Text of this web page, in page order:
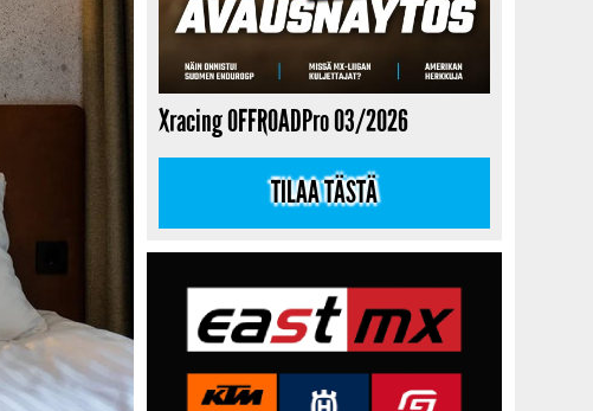
Xracing OFFROADPro 03/2026
TILAA TÄSTÄ